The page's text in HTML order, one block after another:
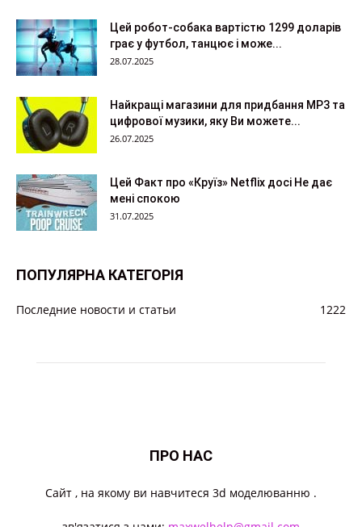
Цей робот-собака вартістю 1299 доларів
грає у футбол, танцює і може...
28.07.2025
Найкращі магазини для придбання MP3 та
цифрової музики, яку Ви можете...
26.07.2025
Цей Факт про «Круїз» Netflix досі Не дає
мені спокою
31.07.2025
ПОПУЛЯРНА КАТЕГОРІЯ
Последние новости и статьи 1222
ПРО НАС
Cайт , на якому ви навчитеся 3d моделюванню .